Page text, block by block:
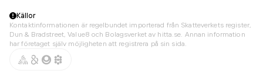
Källor
Kontaktinformationen är regelbundet importerad från Skatteverkets register,
Dun & Bradstreet, Value8 och Bolagsverket av hitta.se. Annan information
har företaget själv möjligheten att registrera på sin sida.